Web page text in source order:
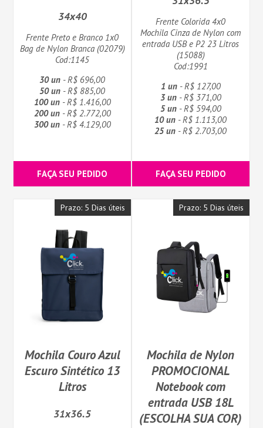
34x40
Frente Preto e Branco 1x0
Bag de Nylon Branca (02079)
Cod:1145
30 un - R$ 696,00
50 un - R$ 885,00
100 un- R$ 1.416,00
200 un- R$ 2.772,00
300 un- R$ 4.129,00
FAÇA SEU PEDIDO
Frente Colorida 4x0
Mochila Cinza de Nylon com
entrada USB e P2 23 Litros
(15088)
Cod:1991
1 un- R$ 127,00
3 un- R$ 371,00
5 un- R$ 594,00
10 un - R$ 1.113,00
25 un - R$ 2.703,00
FAÇA SEU PEDIDO
Prazo: 5 Dias úteis
Mochila Couro Azul
Escuro Sintético 13
Litros
31x36.5
Prazo: 5 Dias úteis
Mochila de Nylon
PROMOCIONAL
Notebook com
entrada USB 18L
(ESCOLHA SUA COR)